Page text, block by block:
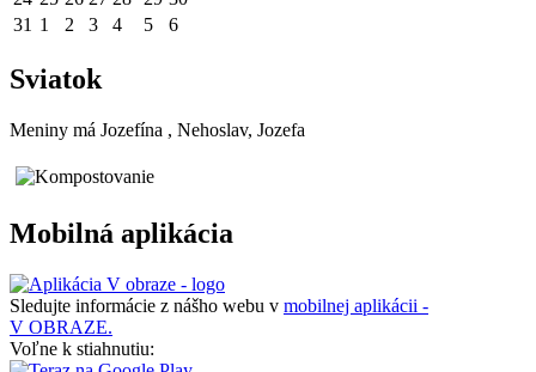
31 1 2 3 4 5 6
Sviatok
Meniny má Jozefína , Nehoslav, Jozefa
Mobilná aplikácia
Sledujte informácie z nášho webu v mobilnej aplikácii -
V OBRAZE.
Voľne k stiahnutiu: